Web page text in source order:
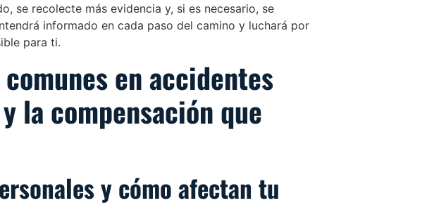
se recolecte más evidencia y, si es necesario, se
informado en cada paso del camino y luchará por
para ti.
en accidentes
la compensación que
y cómo afectan tu